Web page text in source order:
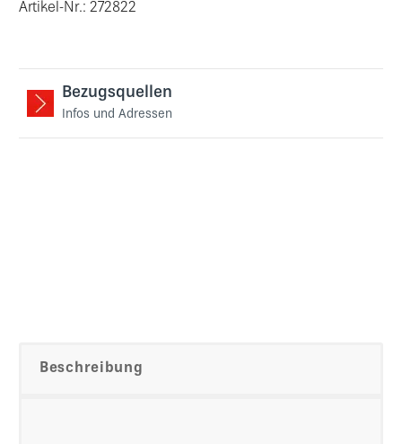
Artikel-Nr.: 272822
Bezugsquellen
Infos und Adressen
Beschreibung